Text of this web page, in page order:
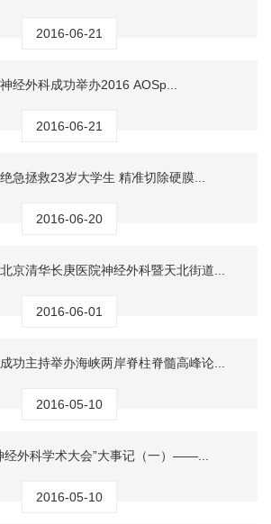
2016-06-21
经外科成功举办2016 AOSp...
2016-06-21
急拯救23岁大学生 精准切除硬膜...
2016-06-20
京清华长庚医院神经外科暨天北街道...
2016-06-01
功主持举办海峡两岸脊柱脊髓高峰论...
2016-05-10
经外科学术大会”大事记（一）——...
2016-05-10